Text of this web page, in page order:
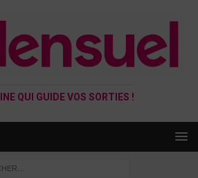
QUI GUIDE VOS SORTIES !